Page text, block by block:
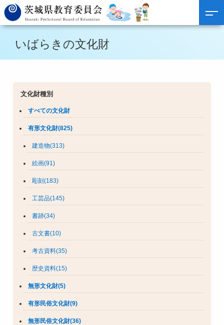
いばらきの文化財
文化財種別
すべての文化財
有形文化財(825)
建造物(313)
絵画(91)
彫刻(183)
工芸品(145)
書跡(34)
古文書(10)
考古資料(35)
歴史資料(15)
無形文化財(5)
有形民俗文化財(9)
無形民俗文化財(36)